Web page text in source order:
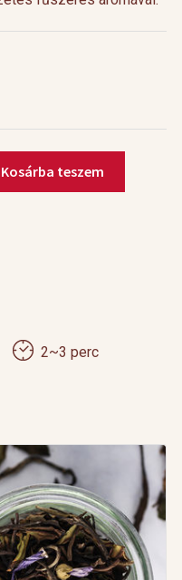
Kosárba teszem
2~3 perc
125 ml forró vízzel,